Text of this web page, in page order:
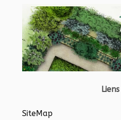
Liens
SiteMap